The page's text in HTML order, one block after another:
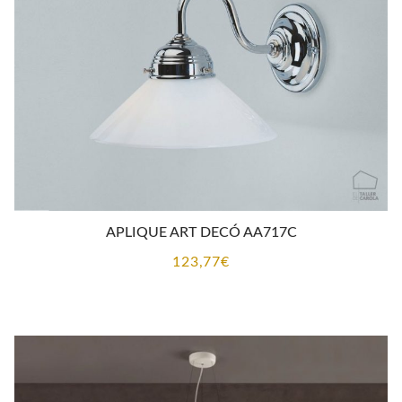
APLIQUE ART DECÓ AA717C
123,77€